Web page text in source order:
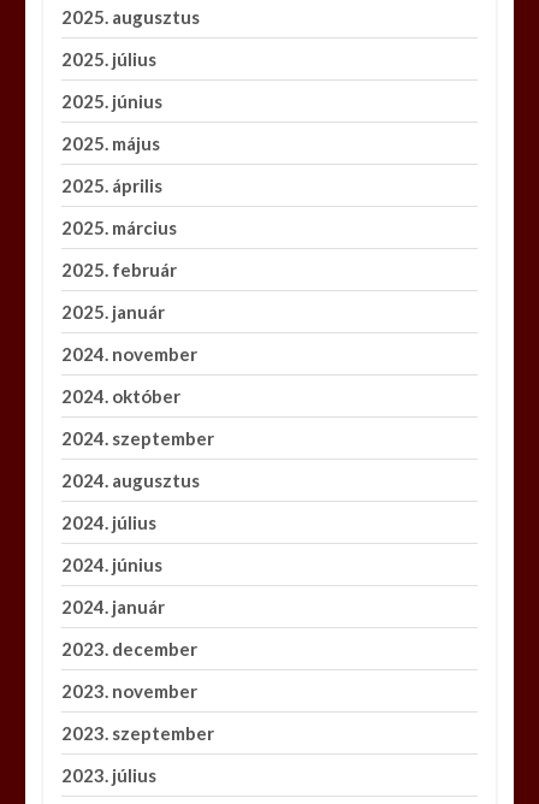
2025. augusztus
2025. július
2025. június
2025. május
2025. április
2025. március
2025. február
2025. január
2024. november
2024. október
2024. szeptember
2024. augusztus
2024. július
2024. június
2024. január
2023. december
2023. november
2023. szeptember
2023. július